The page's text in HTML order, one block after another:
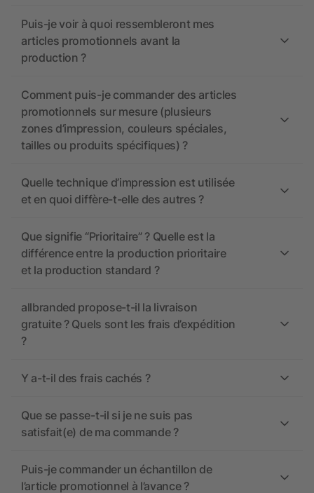
Puis-je voir à quoi ressembleront mes
articles promotionnels avant la
production ?
Comment puis-je commander des articles
promotionnels sur mesure (plusieurs
zones d’impression, couleurs spéciales,
tailles ou produits spécifiques) ?
Quelle technique d’impression est utilisée
et en quoi diffère-t-elle des autres ?
Que signifie “Prioritaire” ? Quelle est la
différence entre la production prioritaire
et la production standard ?
allbranded propose-t-il la livraison
gratuite ? Quels sont les frais d’expédition
?
Y a-t-il des frais cachés ?
Que se passe-t-il si je ne suis pas
satisfait(e) de ma commande ?
Puis-je commander un échantillon de
l’article promotionnel à l’avance ?